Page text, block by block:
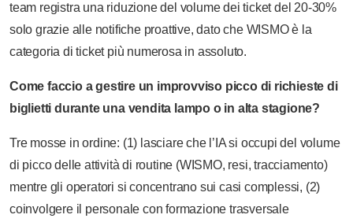
team registra una riduzione del volume dei ticket del 20-30%
solo grazie alle notifiche proattive, dato che WISMO è la
categoria di ticket più numerosa in assoluto.
Come faccio a gestire un improvviso picco di richieste di
biglietti durante una vendita lampo o in alta stagione?
Tre mosse in ordine: (1) lasciare che l’IA si occupi del volume
di picco delle attività di routine (WISMO, resi, tracciamento)
mentre gli operatori si concentrano sui casi complessi, (2)
coinvolgere il personale con formazione trasversale